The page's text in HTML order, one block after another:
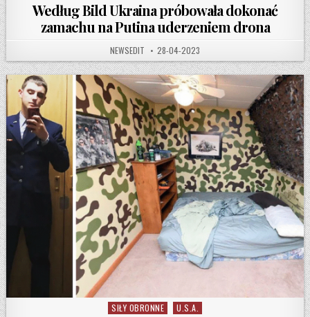
Według Bild Ukraina próbowała dokonać
zamachu na Putina uderzeniem drona
AUTHOR:
NEWSEDIT PUBLISHED DATE:
28-04-2023
Posted in
SIŁY OBRONNE U.S.A.